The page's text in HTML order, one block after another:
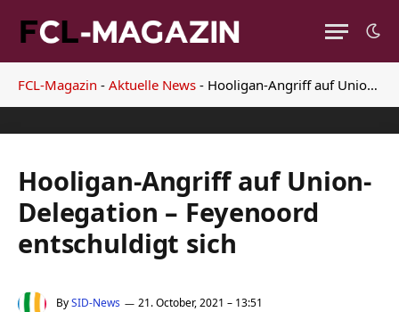
FCL-Magazin - Aktuelle News - Hooligan-Angriff auf Union-Delegation – Feyenoord entschuldigt sich
Hooligan-Angriff auf Union-
Delegation – Feyenoord
entschuldigt sich
BySID-News 21. October, 2021 – 13:51